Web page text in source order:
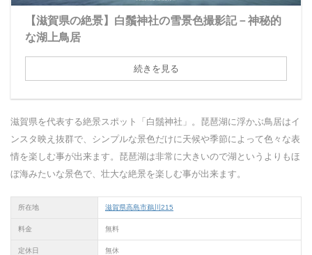
【滋賀県の絶景】白鬚神社の雪景色撮影記－神秘的
な湖上鳥居
続きを見る
滋賀県を代表する絶景スポット「白鬚神社」。琵琶湖に浮かぶ鳥居はイ
ンスタ映え抜群で、シンプルな景色だけに天候や季節によって色々な表
情を楽しむ事が出来ます。琵琶湖は非常に大きいので湖というよりもほ
ぼ海みたいな景色で、壮大な絶景を楽しむ事が出来ます。
所在地 滋賀県高島市鵜川215
料金 無料
定休日 無休